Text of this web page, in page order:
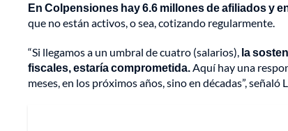
En Colpensiones hay 6.6 millones de afiliados y
que no están activos, o sea, cotizando regularmente.
“Si llegamos a un umbral de cuatro (salarios), la
fiscales, estaría comprometida.Aquí hay una
meses, en los próximos años, sino en décadas”, señaló